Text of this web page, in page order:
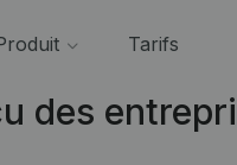
Tarifs
des